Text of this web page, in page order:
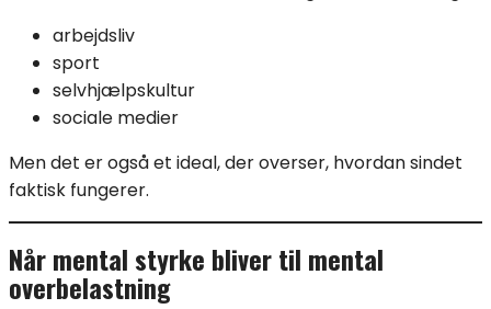
arbejdsliv
sport
selvhjælpskultur
sociale medier
Men det er også et ideal, der overser, hvordan sindet
faktisk fungerer.
Når mental styrke bliver til mental
overbelastning